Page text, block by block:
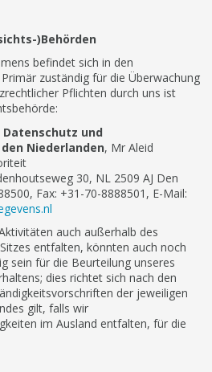
)Behörden
befindet sich in den
zuständig für die Überwachung
Pflichten durch uns ist
und
Niederlanden, Mr Aleid
30, NL 2509 AJ Den
Fax: +31-70-8888501, E-Mail:
auch außerhalb des
entfalten, könnten auch noch
sein für die Beurteilung unseres
dies richtet sich nach den
der jeweiligen
gilt, falls wir
im Ausland entfalten, für die